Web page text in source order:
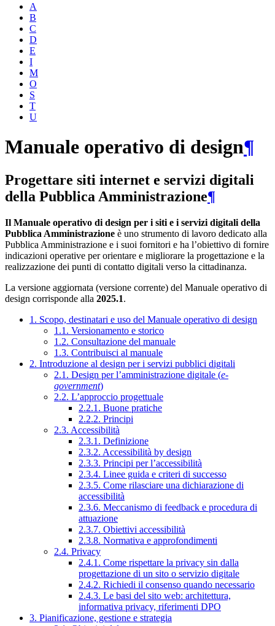
A
B
C
D
E
I
M
O
S
T
U
Manuale operativo di design¶
Progettare siti internet e servizi digitali
della Pubblica Amministrazione¶
Il Manuale operativo di design per i siti e i servizi digitali della
Pubblica Amministrazione è uno strumento di lavoro dedicato alla
Pubblica Amministrazione e i suoi fornitori e ha l’obiettivo di fornire
indicazioni operative per orientare e migliorare la progettazione e la
realizzazione dei punti di contatto digitali verso la cittadinanza.
La versione aggiornata (versione corrente) del Manuale operativo di
design corrisponde alla 2025.1.
1. Scopo, destinatari e uso del Manuale operativo di design
1.1. Versionamento e storico
1.2. Consultazione del manuale
1.3. Contribuisci al manuale
2. Introduzione al design per i servizi pubblici digitali
2.1. Design per l’amministrazione digitale (e-
government)
2.2. L’approccio progettuale
2.2.1. Buone pratiche
2.2.2. Principi
2.3. Accessibilità
2.3.1. Definizione
2.3.2. Accessibilità by design
2.3.3. Principi per l’accessibilità
2.3.4. Linee guida e criteri di successo
2.3.5. Come rilasciare una dichiarazione di
accessibilità
2.3.6. Meccanismo di feedback e procedura di
attuazione
2.3.7. Obiettivi accessibilità
2.3.8. Normativa e approfondimenti
2.4. Privacy
2.4.1. Come rispettare la privacy sin dalla
progettazione di un sito o servizio digitale
2.4.2. Richiedi il consenso quando necessario
2.4.3. Le basi del sito web: architettura,
informativa privacy, riferimenti DPO
3. Pianificazione, gestione e strategia